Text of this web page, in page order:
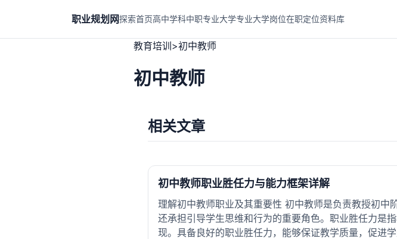
职业规划网探索首页高中学科中职专业大学专业大学岗位在职定位资料库
教育培训 >初中教师
初中教师
相关文章
初中教师职业胜任力与能力框架详解
理解初中教师职业及其重要性 初中教师是负责教授初中
还承担引导学生思维和行为的重要角色。职业胜任力是
现。具备良好的职业胜任力，能够保证教学质量，促进